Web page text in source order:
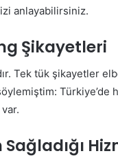
anlayabilirsiniz.
Şikayetleri
Tek tük şikayetler
Sağladığı